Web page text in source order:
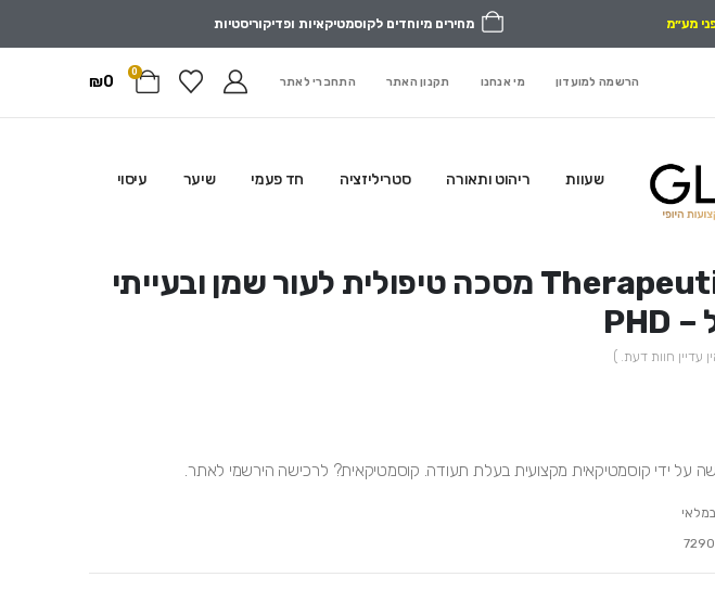
מחירים מיוחדים לקוסמטיקאיות ופדיקוריסטיות
הרשמה למועדון מי אנחנו תקנון האתר התחברי לאתר
0
₪0
שעוות ריהוט ותאורה סטריליזציה חד פעמי שיער עיסוי
Therapeutic Mask מסכה טיפולית לעור שמן ובעייתי
עדיין חוות דעת. )
על ידי קוסמטיקאית מקצועית בעלת תעודה קוסמטיקאית? לרכישה הירשמי לאתר.